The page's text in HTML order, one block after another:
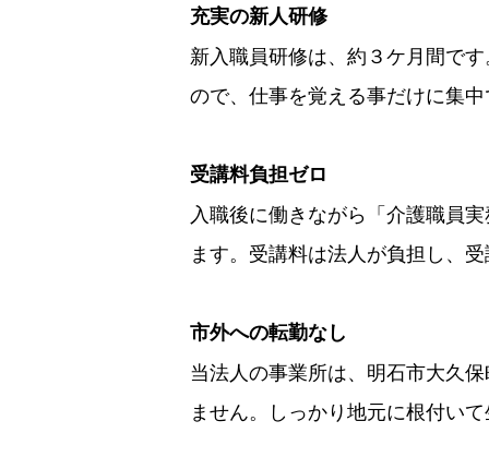
充実の新人研修
新入職員研修は、約３ケ月間で
ので、仕事を覚える事だけに集
受講料負担ゼロ
入職後に働きながら「介護職員
ます。受講料は法人が負担し、
市外への転勤なし
当法人の事業所は、明石市大久
ません。しっかり地元に根付い